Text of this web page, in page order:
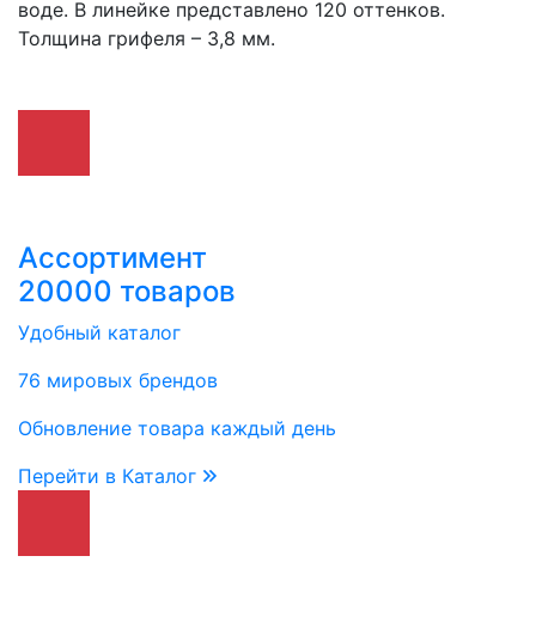
воде. В линейке представлено 120 оттенков.
Толщина грифеля – 3,8 мм.
Ассортимент
20000 товаров
Удобный каталог
76 мировых брендов
Обновление товара каждый день
Перейти в Каталог